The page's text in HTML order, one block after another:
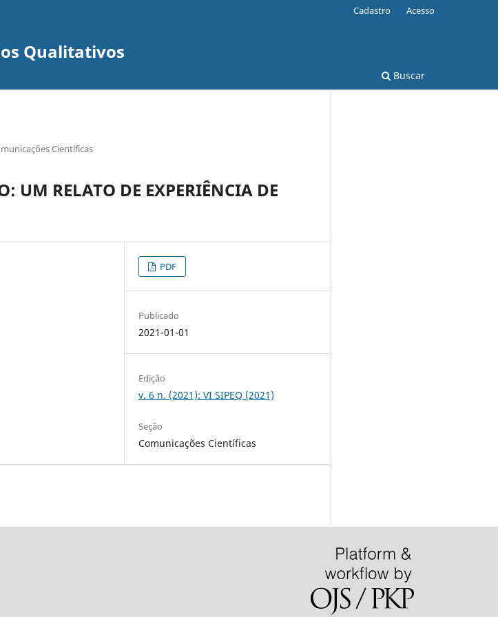
Qualitativos
Buscar
Cadastro Acesso
Científicas
UM RELATO DE EXPERIÊNCIA DE
PDF
Publicado
2021-01-01
Edição
v. 6 n. (2021): VI SIPEQ (2021)
Seção
Comunicações Científicas